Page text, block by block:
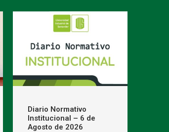
Diario Normativo
Institucional – 6 de
Agosto de 2026